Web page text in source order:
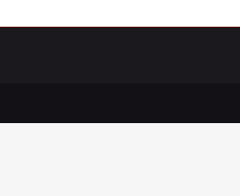
лиц «Днепропетровскгаз» возбуждено